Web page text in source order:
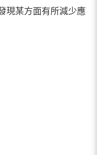
現某方面有所減少應